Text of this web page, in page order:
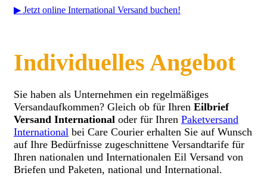
▶ Jetzt online International Versand buchen!
Individuelles Angebot
Sie haben als Unternehmen ein regelmäßiges
Versandaufkommen? Gleich ob für Ihren Eilbrief
Versand International oder für Ihren Paketversand
International bei Care Courier erhalten Sie auf Wunsch
auf Ihre Bedürfnisse zugeschnittene Versandtarife für
Ihren nationalen und Internationalen Eil Versand von
Briefen und Paketen, national und International.